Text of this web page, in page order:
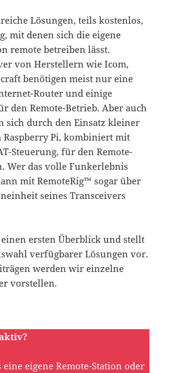
Lösungen, teils kostenlos,
mit denen sich die eigene
remote betreiben lässt.
von Herstellern wie Icom,
benötigen meist nur eine
Router und einige
den Remote-Betrieb. Aber auch
sich durch den Einsatz kleiner
Raspberry Pi, kombiniert mit
Steuerung, für den Remote-
Wer das volle Funkerlebnis
mit RemoteRig™ sogar über
seines Transceivers
ersten Überblick und stellt
verfügbarer Lösungen vor.
werden wir einzelne
vorstellen.
eigene Remote-Station oder